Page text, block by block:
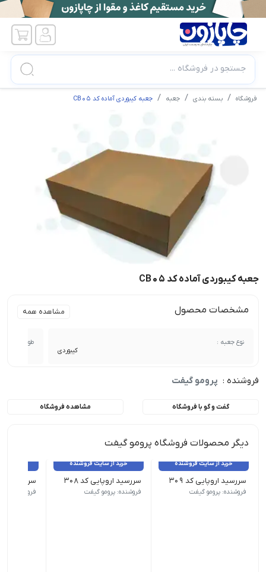
جستجو در فروشگاه ...
فروشگاه بسته بندی جعبه جعبه کیبوردی آماده کد CB05
جعبه کیبوردی آماده کد CB05
مشخصات محصول مشاهده همه
نوع جعبه :
کیبوردی
طول :
فروشنده : پرومو گیفت
گفت و گو با فروشگاه مشاهده فروشگاه
دیگر محصولات فروشگاه پرومو گیفت
خرید از سایت فروشنده
سررسید اروپایی کد 309
نوع سررسید (سالنامه) اروپایی | ابعاد 13.5×22 | صفحات روزشمار (جمعه مشترک) | صفحات داخلی دو رنگ
فروشنده: پرومو گیفت
خرید از سایت فروشنده
سررسید اروپایی کد 308
نوع سررسید (سالنامه) اروپایی | ابعاد 13.5×22 | صفحات روزشمار (جمعه مشترک) | صفحات داخلی دو رنگ
فروشنده: پرومو گیفت
سررسید
نوع سررسید (سالنامه)
فروشنده: